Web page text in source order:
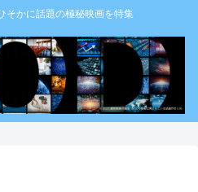
そかに話題の極秘映画を特集